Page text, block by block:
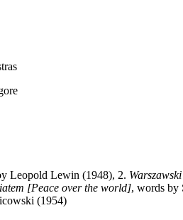
Leopold Lewin (1948), 2.
[Peace over the world], words by
(1954)